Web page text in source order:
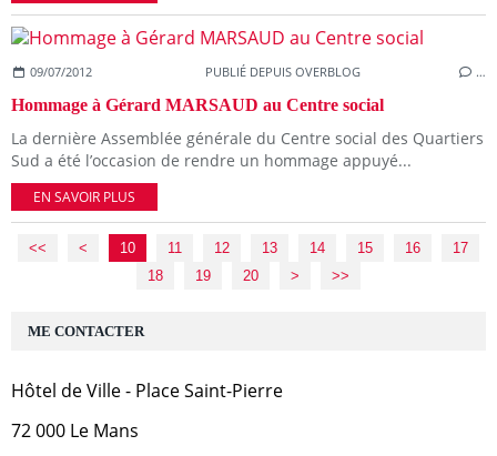
09/07/2012 PUBLIÉ DEPUIS OVERBLOG …
Hommage à Gérard MARSAUD au Centre social
La dernière Assemblée générale du Centre social des Quartiers
Sud a été l’occasion de rendre un hommage appuyé...
EN SAVOIR PLUS
<< < 10 11 12 13 14 15 16
17
18
19 20 30
40
> >>
ME CONTACTER
Hôtel de Ville - Place Saint-Pierre
72 000 Le Mans